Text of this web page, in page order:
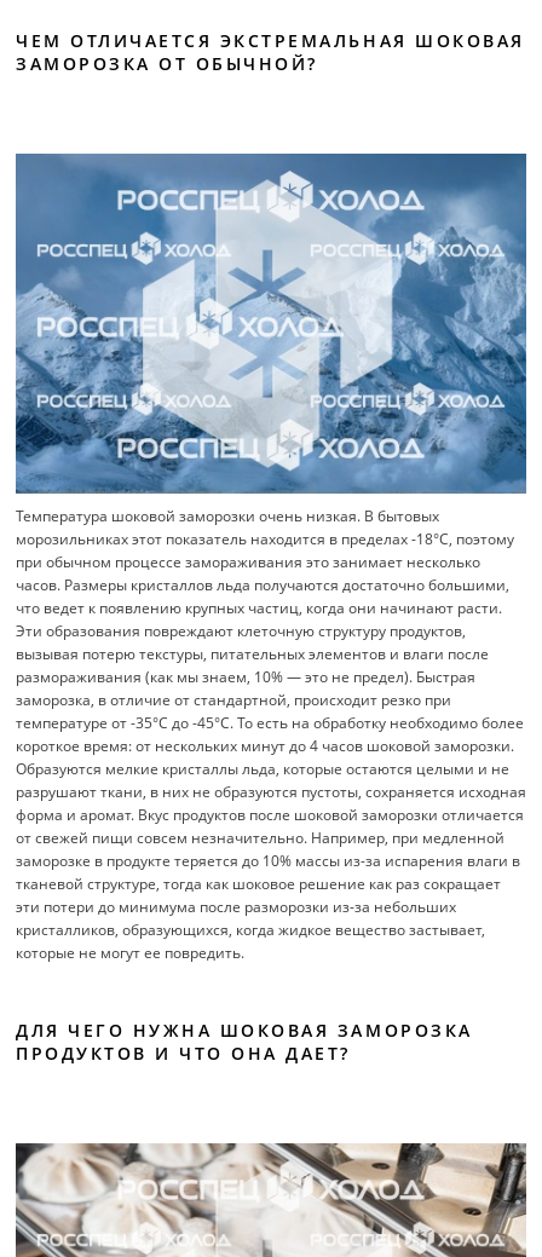
ЧЕМ ОТЛИЧАЕТСЯ ЭКСТРЕМАЛЬНАЯ ШОКОВАЯ
ЗАМОРОЗКА ОТ ОБЫЧНОЙ?
Температура шоковой заморозки очень низкая. В бытовых
морозильниках этот показатель находится в пределах -18°C, поэтому
при обычном процессе замораживания это занимает несколько
часов. Размеры кристаллов льда получаются достаточно большими,
что ведет к появлению крупных частиц, когда они начинают расти.
Эти образования повреждают клеточную структуру продуктов,
вызывая потерю текстуры, питательных элементов и влаги после
размораживания (как мы знаем, 10% — это не предел). Быстрая
заморозка, в отличие от стандартной, происходит резко при
температуре от -35°C до -45°C. То есть на обработку необходимо более
короткое время: от нескольких минут до 4 часов шоковой заморозки.
Образуются мелкие кристаллы льда, которые остаются целыми и не
разрушают ткани, в них не образуются пустоты, сохраняется исходная
форма и аромат. Вкус продуктов после шоковой заморозки отличается
от свежей пищи совсем незначительно. Например, при медленной
заморозке в продукте теряется до 10% массы из-за испарения влаги в
тканевой структуре, тогда как шоковое решение как раз сокращает
эти потери до минимума после разморозки из-за небольших
кристалликов, образующихся, когда жидкое вещество застывает,
которые не могут ее повредить.
ДЛЯ ЧЕГО НУЖНА ШОКОВАЯ ЗАМОРОЗКА
ПРОДУКТОВ И ЧТО ОНА ДАЕТ?